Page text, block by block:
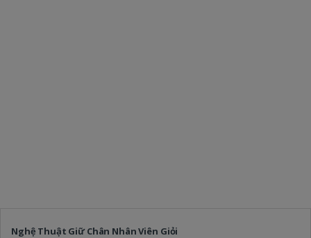
Nghệ Thuật Giữ Chân Nhân Viên Giỏi